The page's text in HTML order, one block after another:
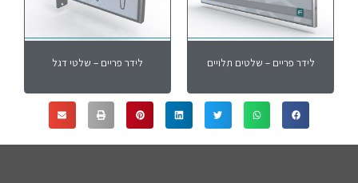
לידר פריים – שלטים תלויים לידר פריים – שלטי דגל